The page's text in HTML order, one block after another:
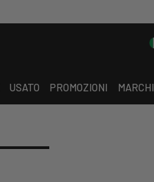
USATO PROMOZIONI MARCHI